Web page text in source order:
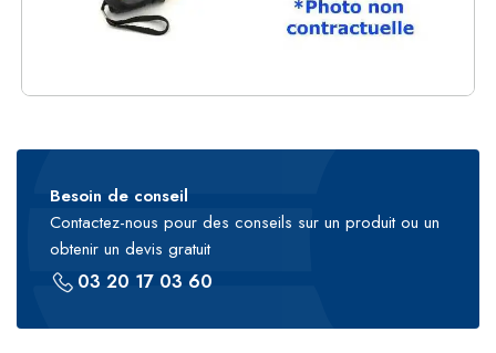
Besoin de conseil
Contactez-nous pour des conseils sur un produit ou un
obtenir un devis gratuit
03 20 17 03 60